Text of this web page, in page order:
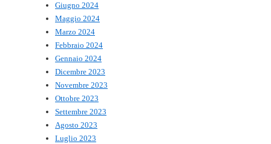
Giugno 2024
Maggio 2024
Marzo 2024
Febbraio 2024
Gennaio 2024
Dicembre 2023
Novembre 2023
Ottobre 2023
Settembre 2023
Agosto 2023
Luglio 2023